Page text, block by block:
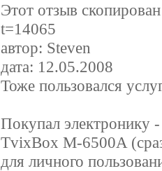
Этот отзыв
t=14065
автор: Steven
дата: 12.05.2008
Тоже пользовался
Покупал электронику
TvixBox M-6500A
для личного